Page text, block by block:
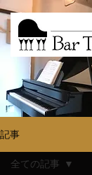
記事
全ての記事